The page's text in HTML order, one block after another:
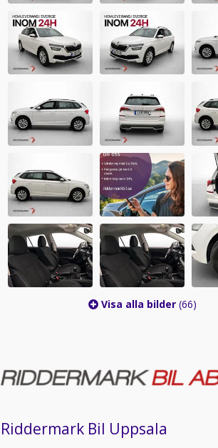
Visa alla bilder (66)
Riddermark Bil Uppsala